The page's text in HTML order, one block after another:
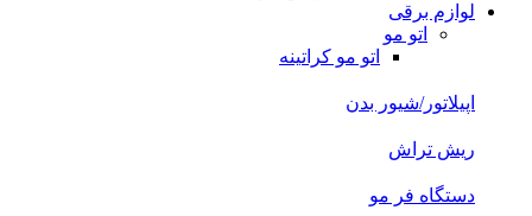
لوازم برقی
اتو مو
اتو مو کراتینه
اپیلاتور/شیور بدن
ریش تراش
دستگاه فر مو